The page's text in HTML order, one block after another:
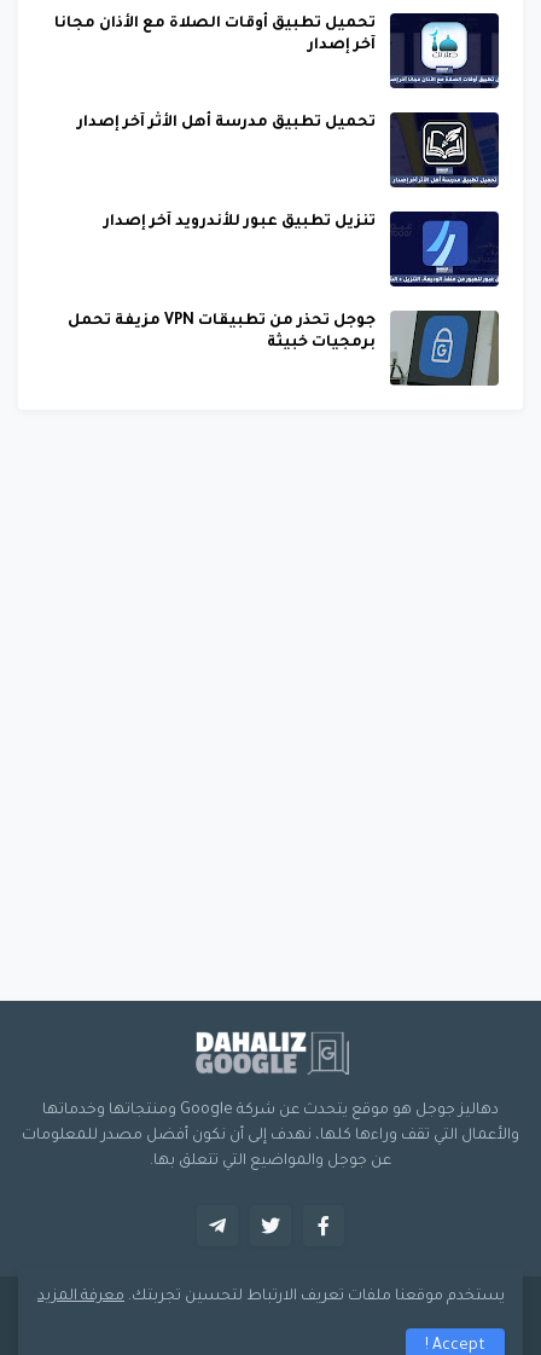
تحميل تطبيق أوقات الصلاة مع الأذان مجانا
آخر إصدار
تحميل تطبيق مدرسة أهل الأثر آخر إصدار
تنزيل تطبيق عبور للأندرويد آخر إصدار
جوجل تحذر من تطبيقات VPN مزيفة تحمل
برمجيات خبيثة
دهاليز جوجل هو موقع يتحدث عن شركة Google ومنتجاتها وخدماتها
والأعمال التي تقف وراءها كلها، نهدف إلى أن نكون أفضل مصدر للمعلومات
عن جوجل والمواضيع التي تتعلق بها.
يستخدم موقعنا ملفات تعريف الارتباط لتحسين تجربتك. معرفة المزيد
Accept !